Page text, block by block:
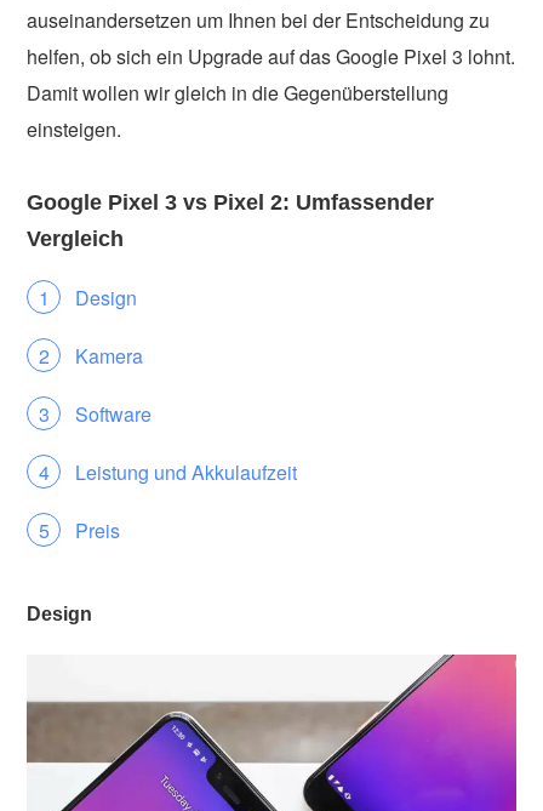
auseinandersetzen um Ihnen bei der Entscheidung zu
helfen, ob sich ein Upgrade auf das Google Pixel 3 lohnt.
Damit wollen wir gleich in die Gegenüberstellung
einsteigen.
Google Pixel 3 vs Pixel 2: Umfassender
Vergleich
Design
Kamera
Software
Leistung und Akkulaufzeit
Preis
Design